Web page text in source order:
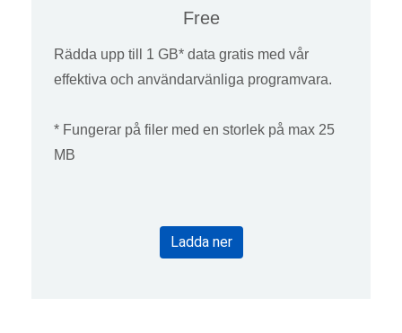
Free
Rädda upp till 1 GB* data gratis med vår
effektiva och användarvänliga programvara.
* Fungerar på filer med en storlek på max 25
MB
Ladda ner